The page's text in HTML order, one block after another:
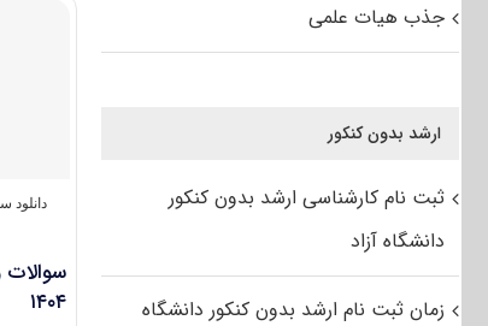
دانلود
سوالات
۱۴۰۴
جذب هیات علمی
ارشد بدون کنکور
ثبت نام کارشناسی ارشد بدون کنکور
دانشگاه آزاد
زمان ثبت نام ارشد بدون کنکور دانشگاه